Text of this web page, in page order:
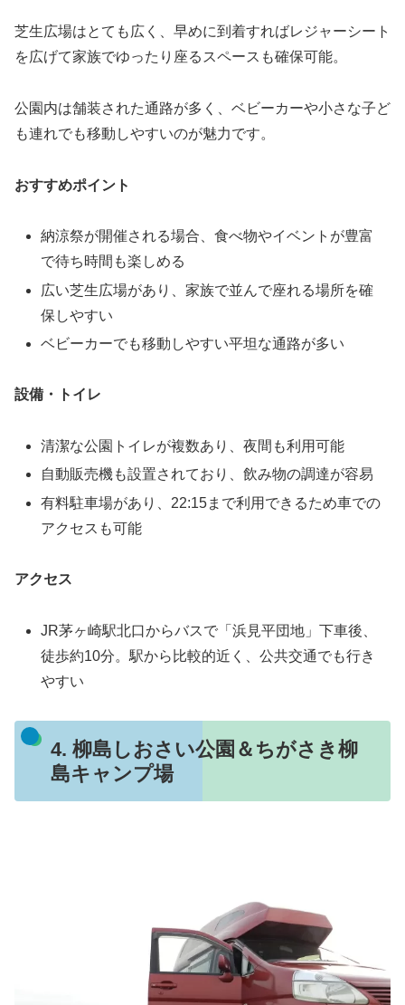
芝生広場はとても広く、早めに到着すればレジャーシート
を広げて家族でゆったり座るスペースも確保可能。
公園内は舗装された通路が多く、ベビーカーや小さな子ど
も連れでも移動しやすいのが魅力です。
おすすめポイント
納涼祭が開催される場合、食べ物やイベントが豊富
で待ち時間も楽しめる
広い芝生広場があり、家族で並んで座れる場所を確
保しやすい
ベビーカーでも移動しやすい平坦な通路が多い
設備・トイレ
清潔な公園トイレが複数あり、夜間も利用可能
自動販売機も設置されており、飲み物の調達が容易
有料駐車場があり、22:15まで利用できるため車での
アクセスも可能
アクセス
JR茅ヶ崎駅北口からバスで「浜見平団地」下車後、
徒歩約10分。駅から比較的近く、公共交通でも行き
やすい
4. 柳島しおさい公園＆ちがさき柳
島キャンプ場